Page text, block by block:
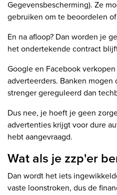
Gegevensbescherming). Ze
gebruiken om te beoordelen
En na afloop? Dan worden je
het ondertekende contract
Google en Facebook
adverteerders. Banken mogen
strenger gereguleerd dan
Dus nee, je hoeft je geen
advertenties krijgt voor dure
hebt aangevraagd.
Wat als je zzp'er
Dan wordt het iets
vaste loonstroken, dus de